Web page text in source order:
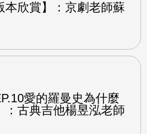
本欣賞】：京劇老師蘇
愛的羅曼史為什麼
：古典吉他楊昱泓老師